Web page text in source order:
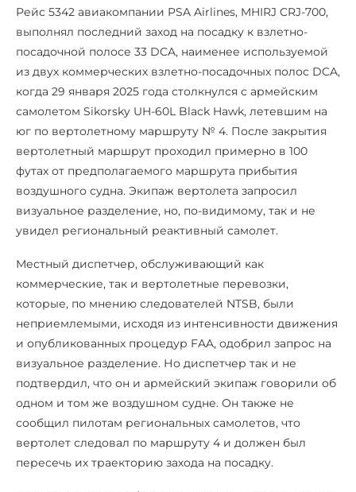
Рейс 5342 авиакомпании PSA Airlines, MHIRJ CRJ-700,
выполнял последний заход на посадку к взлетно-
посадочной полосе 33 DCA, наименее используемой
из двух коммерческих взлетно-посадочных полос DCA,
когда 29 января 2025 года столкнулся с армейским
самолетом Sikorsky UH-60L Black Hawk, летевшим на
юг по вертолетному маршруту № 4. После закрытия
вертолетный маршрут проходил примерно в 100
футах от предполагаемого маршрута прибытия
воздушного судна. Экипаж вертолета запросил
визуальное разделение, но, по-видимому, так и не
увидел региональный реактивный самолет.
Местный диспетчер, обслуживающий как
коммерческие, так и вертолетные перевозки,
которые, по мнению следователей NTSB, были
неприемлемыми, исходя из интенсивности движения
и опубликованных процедур FAA, одобрил запрос на
визуальное разделение. Но диспетчер так и не
подтвердил, что он и армейский экипаж говорили об
одном и том же воздушном судне. Он также не
сообщил пилотам региональных самолетов, что
вертолет следовал по маршруту 4 и должен был
пересечь их траекторию захода на посадку.